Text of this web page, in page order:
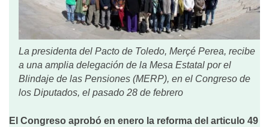
La presidenta del Pacto de Toledo, Merçé Perea, recibe
a una amplia delegación de la Mesa Estatal por el
Blindaje de las Pensiones (MERP), en el Congreso de
los Diputados, el pasado 28 de febrero
El Congreso aprobó en enero la reforma del articulo 49